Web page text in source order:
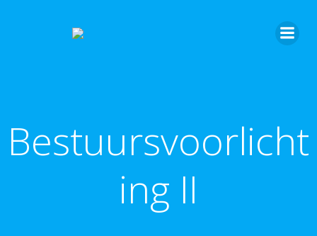
Bestuursvoorlicht
ing II